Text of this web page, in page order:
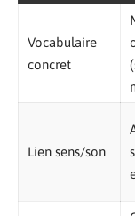
Vocabulaire
concret
Lien sens/son